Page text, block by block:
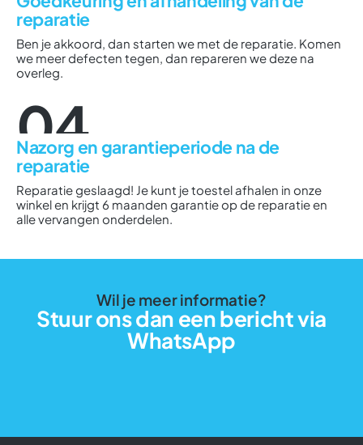
reparatie
Ben je akkoord, dan starten we met de reparatie. Komen
we meer defecten tegen, dan repareren we deze na
overleg.
04
Nazorg en garantieperiode na de
reparatie
Reparatie geslaagd! Je kunt je toestel afhalen in onze
winkel en krijgt 6 maanden garantie op de reparatie en
alle vervangen onderdelen.
Wil je meer informatie?
Stuur ons dan een bericht via
WhatsApp